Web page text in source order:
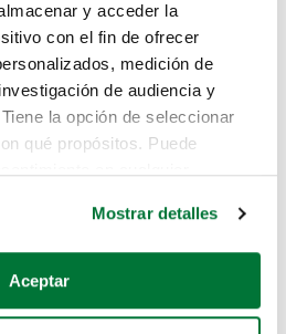
y acceder la
con el fin de ofrecer
medición de
de audiencia y
la opción de seleccionar
qué propósitos. Puede
sobre su ubicación geográfica
Mostrar detalles
Aceptar
sabemos como
hasta aquí.
el coche que estás
estos enlaces: